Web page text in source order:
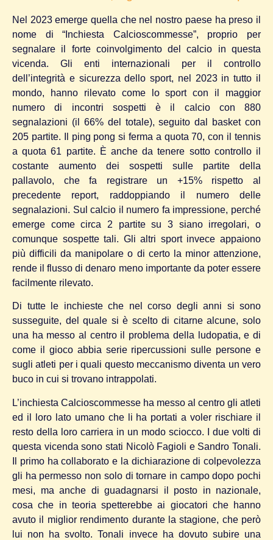
Nel 2023 emerge quella che nel nostro paese ha preso il
nome di “Inchiesta Calcioscommesse”, proprio per
segnalare il forte coinvolgimento del calcio in questa
vicenda. Gli enti internazionali per il controllo
dell’integrità e sicurezza dello sport, nel 2023 in tutto il
mondo, hanno rilevato come lo sport con il maggior
numero di incontri sospetti è il calcio con 880
segnalazioni (il 66% del totale), seguito dal basket con
205 partite. Il ping pong si ferma a quota 70, con il tennis
a quota 61 partite. È anche da tenere sotto controllo il
costante aumento dei sospetti sulle partite della
pallavolo, che fa registrare un +15% rispetto al
precedente report, raddoppiando il numero delle
segnalazioni. Sul calcio il numero fa impressione, perché
emerge come circa 2 partite su 3 siano irregolari, o
comunque sospette tali. Gli altri sport invece appaiono
più difficili da manipolare o di certo la minor attenzione,
rende il flusso di denaro meno importante da poter essere
facilmente rilevato.
Di tutte le inchieste che nel corso degli anni si sono
susseguite, del quale si è scelto di citarne alcune, solo
una ha messo al centro il problema della ludopatia, e di
come il gioco abbia serie ripercussioni sulle persone e
sugli atleti per i quali questo meccanismo diventa un vero
buco in cui si trovano intrappolati.
L’inchiesta Calcioscommesse ha messo al centro gli atleti
ed il loro lato umano che li ha portati a voler rischiare il
resto della loro carriera in un modo sciocco. I due volti di
questa vicenda sono stati Nicolò Fagioli e Sandro Tonali.
Il primo ha collaborato e la dichiarazione di colpevolezza
gli ha permesso non solo di tornare in campo dopo pochi
mesi, ma anche di guadagnarsi il posto in nazionale,
cosa che in teoria spetterebbe ai giocatori che hanno
avuto il miglior rendimento durante la stagione, che però
lui non ha svolto. Tonali invece ha dovuto subire una